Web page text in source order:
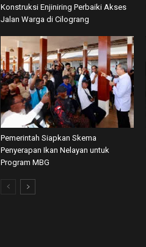
Konstruksi Enjiniring Perbaiki Akses
Jalan Warga di Cilograng
Pemerintah Siapkan Skema
Penyerapan Ikan Nelayan untuk
Program MBG